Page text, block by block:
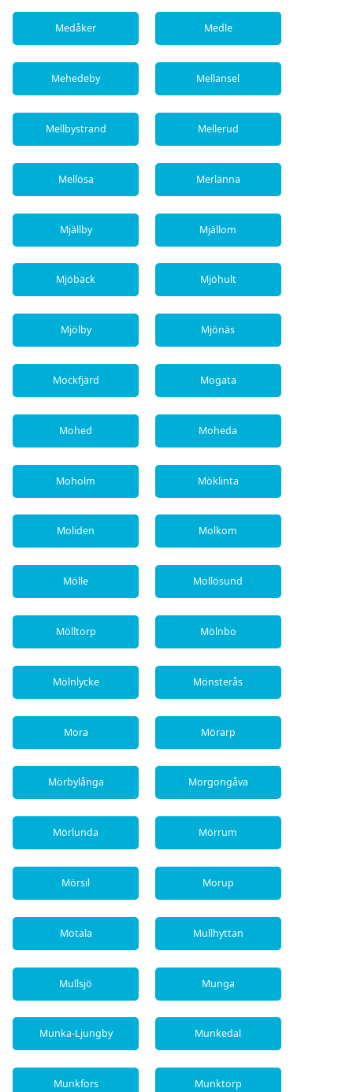
Medåker Medle
Mehedeby Mellansel
Mellbystrand Mellerud
Mellösa Merlänna
Mjällby Mjällom
Mjöbäck Mjöhult
Mjölby Mjönäs
Mockfjärd Mogata
Mohed Moheda
Moholm Möklinta
Moliden Molkom
Mölle Mollösund
Mölltorp Mölnbo
Mölnlycke Mönsterås
Mora Mörarp
Mörbylånga Morgongåva
Mörlunda Mörrum
Mörsil Morup
Motala Mullhyttan
Mullsjö Munga
Munka-Ljungby Munkedal
Munkfors Munktorp